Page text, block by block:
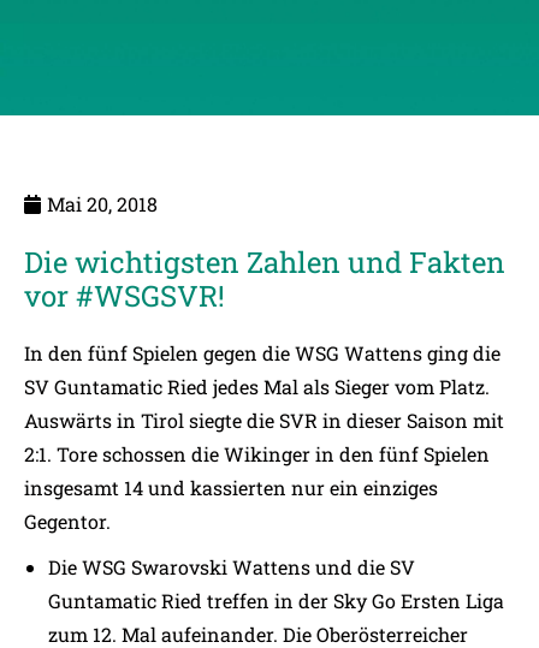
Mai 20, 2018
Die wichtigsten Zahlen und Fakten
vor #WSGSVR!
In den fünf Spielen gegen die WSG Wattens ging die
SV Guntamatic Ried jedes Mal als Sieger vom Platz.
Auswärts in Tirol siegte die SVR in dieser Saison mit
2:1. Tore schossen die Wikinger in den fünf Spielen
insgesamt 14 und kassierten nur ein einziges
Gegentor.
Die WSG Swarovski Wattens und die SV
Guntamatic Ried treffen in der Sky Go Ersten Liga
zum 12. Mal aufeinander. Die Oberösterreicher